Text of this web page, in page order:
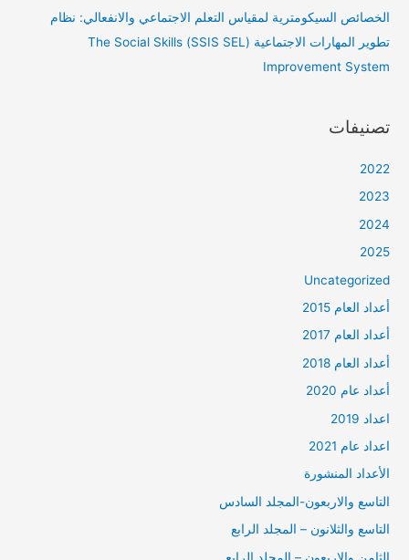
الخصائص السيكومترية لمقياس التعلم الاجتماعي والانفعالي: نظام
تطوير المهارات الاجتماعية (SSIS SEL) The Social Skills
Improvement System
تصنيفات
2022
2023
2024
2025
Uncategorized
أعداد العام 2015
أعداد العام 2017
أعداد العام 2018
أعداد عام 2020
اعداد 2019
اعداد عام 2021
الأعداد المنشورة
التاسع والاربعون-المجلد السادس
التاسع والثلانون – المجلد الرابع
الثامن والاربعون – المجلد الرابع